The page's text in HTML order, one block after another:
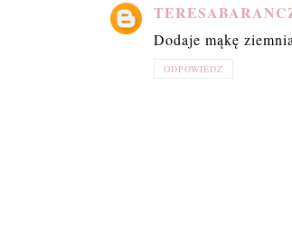
Dodaje mąkę
ODPOWIEDZ